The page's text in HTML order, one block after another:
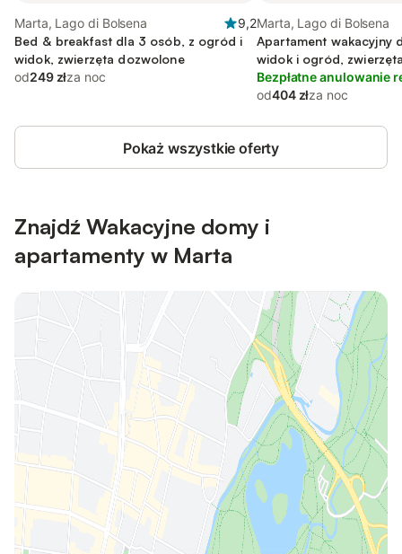
Marta, Lago di Bolsena
9,2
Bed & breakfast dla 3 osób, z ogród i
widok, zwierzęta dozwolone
od249 złza noc
Marta, Lago di Bolsena
Apartament wakacyjny
widok i ogród,
Bezpłatne anulowanie
od404 złza noc
Pokaż wszystkie oferty
Znajdź Wakacyjne domy i
apartamenty w Marta